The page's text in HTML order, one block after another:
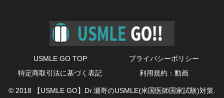
USMLE GO TOP
プライバシーポリシー
特定商取引法に基づく表記
利用規約：動画
© 2018 【USMLE GO】Dr.瀬嵜のUSMLE(米国医師国家試験)対策.